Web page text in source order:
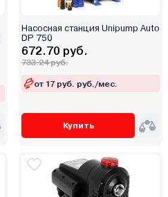
Насосная станция Unipump Auto
DP 750
672.70 руб.
733.24 руб.
от 17 руб. руб./мес.
Купить